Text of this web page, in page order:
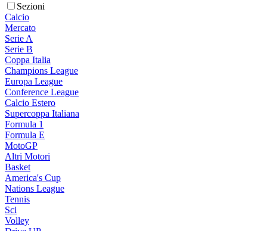
Sezioni
Calcio
Mercato
Serie A
Serie B
Coppa Italia
Champions League
Europa League
Conference League
Calcio Estero
Supercoppa Italiana
Formula 1
Formula E
MotoGP
Altri Motori
Basket
America's Cup
Nations League
Tennis
Sci
Volley